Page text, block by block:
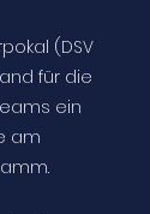
(DSV
für die
ein
am